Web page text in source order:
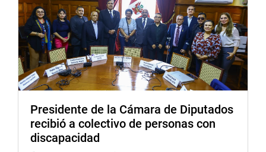
sectoriales y los niveles de gestión descentralizada, en el
marco de un sistema nacional de gestión ambiental.
Además, promoverá la participación responsable e
informada del sector privado y de la sociedad civil en la
toma de decisiones ambientales y en la vigilancia de su
cumplimiento, y fomentará una mayor conciencia
Asimismo, se consolidará el ordenamiento territorial, el
manejo de cuencas, bosques y zonas marino-costeras,
Presidente de la Cámara de Diputados
recibió a colectivo de personas con
discapacidad